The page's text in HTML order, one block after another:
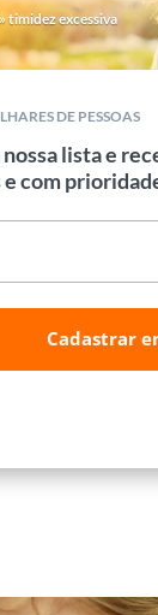
timidez excessiva
DE PESSOAS
lista e
com
Cadastrar